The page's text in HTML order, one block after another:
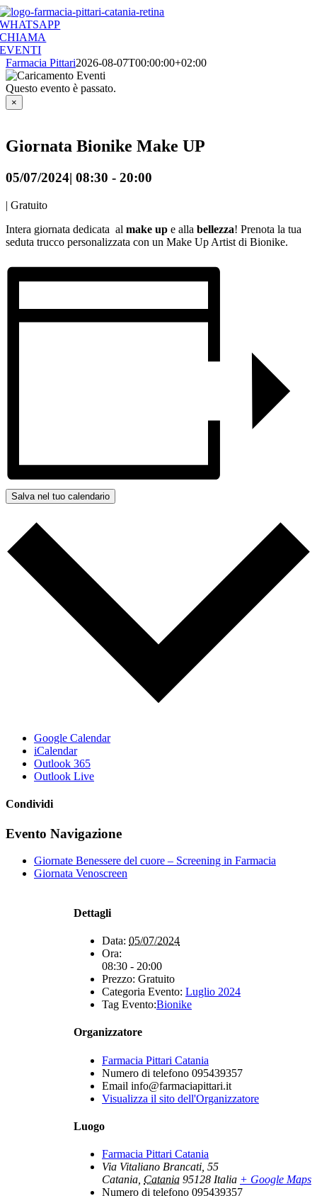
Salta
al
contenuto
WHATSAPP
CHIAMA
EVENTI
Farmacia Pittari2026-08-07T00:00:00+02:00
Questo evento è passato.
×
Giornata Bionike Make UP
05/07/2024| 08:30 - 20:00
| Gratuito
Intera giornata dedicata al make up e alla bellezza! Prenota la tua
seduta trucco personalizzata con un Make Up Artist di Bionike.
Salva nel tuo calendario
Google Calendar
iCalendar
Outlook 365
Outlook Live
Condividi
Facebook
X
WhatsApp
Telegram
Evento Navigazione
Giornate Benessere del cuore – Screening in Farmacia
Giornata Venoscreen
Dettagli
Data: 05/07/2024
Ora:
08:30 - 20:00
Prezzo: Gratuito
Categoria Evento: Luglio 2024
Tag Evento:Bionike
Organizzatore
Farmacia Pittari Catania
Numero di telefono 095439357
Email info@farmaciapittari.it
Visualizza il sito dell'Organizzatore
Luogo
Farmacia Pittari Catania
Via Vitaliano Brancati, 55
Catania Catania 95128 Italia + Google Maps
Numero di telefono 095439357